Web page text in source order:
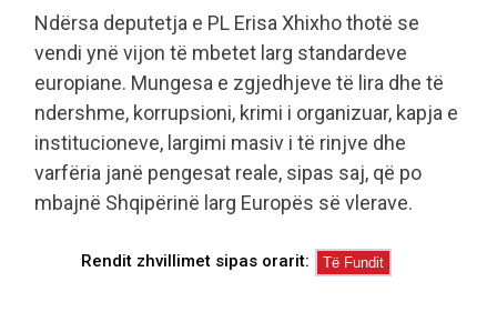
Ndërsa deputetja e PL Erisa Xhixho thotë se
vendi ynë vijon të mbetet larg standardeve
europiane. Mungesa e zgjedhjeve të lira dhe të
ndershme, korrupsioni, krimi i organizuar, kapja e
institucioneve, largimi masiv i të rinjve dhe
varfëria janë pengesat reale, sipas saj, që po
mbajnë Shqipërinë larg Europës së vlerave.
Rendit zhvillimet sipas orarit: